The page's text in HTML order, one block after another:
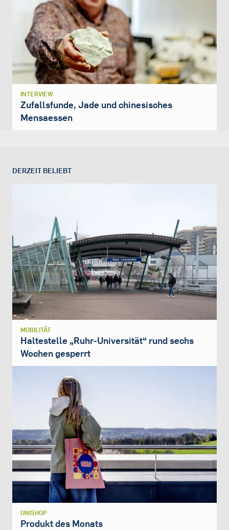
INTERVIEW
Zufallsfunde, Jade und chinesisches
Mensaessen
DERZEIT BELIEBT
MOBILITÄT
Haltestelle „Ruhr-Universität“ rund sechs
Wochen gesperrt
UNISHOP
Produkt des Monats